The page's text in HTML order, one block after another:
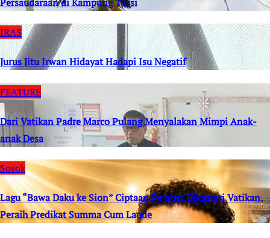
IRAS
Jurus Jitu Irwan Hidayat Hadapi Isu Negatif
FEATURE
Dari Vatikan Padre Marco Pulang Menyalakan Mimpi Anak-
anak Desa
Sosok
Lagu “Bawa Daku ke Sion” Ciptaan Pejabat Dikasteri Vatikan,
Peraih Predikat Summa Cum Laude